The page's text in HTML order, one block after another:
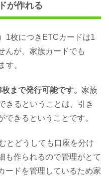
が作れる
1枚につきETCカードは1
んが、家族カードでも
す。
まで発行可能です。 家族
きるということは、引き
きるということです。
とどうしても口座を分け
も作られるので管理がとて
ードを管理しているため家